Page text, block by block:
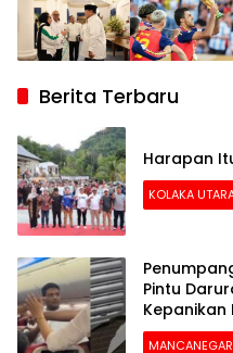
Berita Terbaru
Harapan
KOLAKA
Pintu
Kepanikan